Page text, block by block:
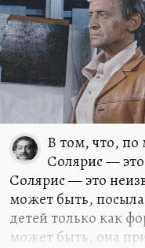
В том, что, по
Солярис —
Солярис — это
может быть,
детей только как
может быть, она